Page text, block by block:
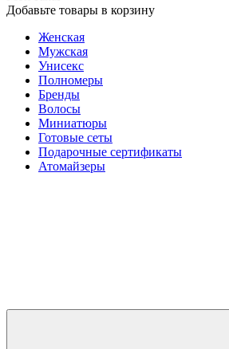
Добавьте товары в корзину
Женская
Мужская
Унисекс
Полномеры
Бренды
Волосы
Миниатюры
Готовые сеты
Подарочные сертификаты
Атомайзеры